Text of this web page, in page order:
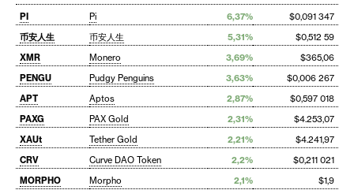
PI Pi 6,37%
$0,091 347
币安人生
币安人生 5,31%
$0,512 59
XMR
Monero 3,69%
$365,06
PENGU
Pudgy Penguins 3,63%
$0,006 267
APT
Aptos 2,87%
$0,597 018
PAXG
PAX Gold 2,31%
$4.253,07
XAUt
Tether Gold 2,21%
$4.241,97
CRV
Curve DAO Token 2,2%
$0,211 021
MORPHO
Morpho 2,1%
$1,9